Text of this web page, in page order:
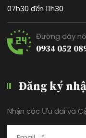
07h30 đến 11h30
Đường dây
0934 052
Đăng ký
Nhận các Ưu đãi và